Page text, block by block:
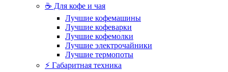
☕ Для кофе и чая
Лучшие кофемашины
Лучшие кофеварки
Лучшие кофемолки
Лучшие электрочайники
Лучшие термопоты
⚡ Габаритная техника